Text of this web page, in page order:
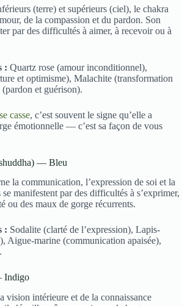
(terre) et supérieurs (ciel), le chakra
de la compassion et du pardon. Son
par des difficultés à aimer, à recevoir ou à
: Quartz rose (amour inconditionnel),
et optimisme), Malachite (transformation
et guérison).
casse, c’est souvent le signe qu’elle a
émotionnelle — c’est sa façon de vous
— Bleu
la communication, l’expression de soi et la
manifestent par des difficultés à s’exprimer,
ou des maux de gorge récurrents.
: Sodalite (clarté de l’expression), Lapis-
Aigue-marine (communication apaisée),
Indigo
vision intérieure et de la connaissance